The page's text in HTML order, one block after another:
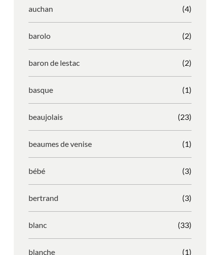
auchan (4)
barolo (2)
baron de lestac (2)
basque (1)
beaujolais (23)
beaumes de venise (1)
bébé (3)
bertrand (3)
blanc (33)
blanche (1)